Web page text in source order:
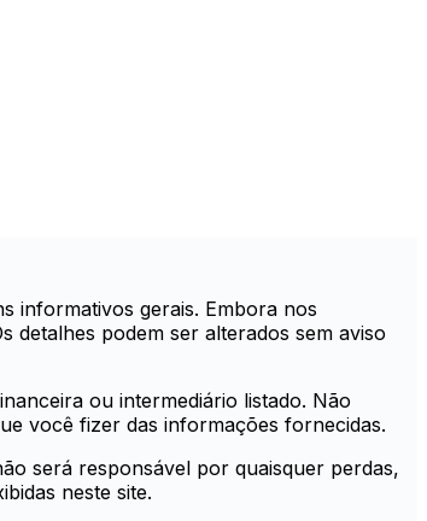
informativos gerais. Embora nos
detalhes podem ser alterados sem aviso
ou intermediário listado. Não
você fizer das informações fornecidas.
será responsável por quaisquer perdas,
neste site.